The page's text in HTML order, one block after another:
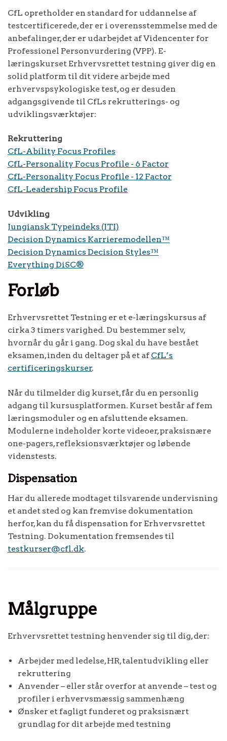
CfL opretholder en standard for uddannelse af
testcertificerede, der er i overensstemmelse med de
anbefalinger, der er udarbejdet af Videncenter for
Professionel Personvurdering (VPP). E-
læringskurset Erhvervsrettet testning giver dig en
solid platform til dit videre arbejde med
erhvervspsykologiske test, og er desuden
adgangsgivende til CfLs rekrutterings- og
udviklingsværktøjer:
Rekruttering
CfL-Ability Focus Profiles
CfL-Personality Focus Profile - 6 Factor
CfL-Personality Focus Profile - 12 Factor
CfL-Leadership Focus Profile
Udvikling
Jungiansk Typeindeks (JTI)
Decision Dynamics Karrieremodellen™
Decision Dynamics Decision Styles™
Everything DiSC®
Forløb
Erhvervsrettet Testning er et e-læringskursus af
cirka 3 timers varighed. Du bestemmer selv,
hvornår du går i gang. Dog skal du have bestået
eksamen, inden du deltager på et afCfL’s
certificeringskurser.
Når du tilmelder dig kurset, får du en personlig
adgang til kursusplatformen. Kurset består af fem
læringsmoduler og en afsluttende eksamen.
Modulerne indeholder korte videoer, praksisnære
one-pagers, refleksionsværktøjer og løbende
videnstests.
Dispensation
Har du allerede modtaget tilsvarende undervisning
et andet sted og kan fremvise dokumentation
herfor, kan du få dispensation for Erhvervsrettet
Testning. Dokumentation fremsendes til
testkurser@cfl.dk.
Målgruppe
Erhvervsrettet testning henvender sig til dig, der:
Arbejder med ledelse, HR, talentudvikling eller
rekruttering
Anvender – eller står overfor at anvende – test og
profiler i erhvervsmæssig sammenhæng
Ønsker et fagligt funderet og praksisnært
grundlag for dit arbejde med testning